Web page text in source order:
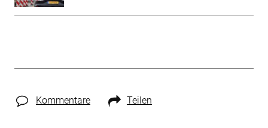
Kommentare Teilen